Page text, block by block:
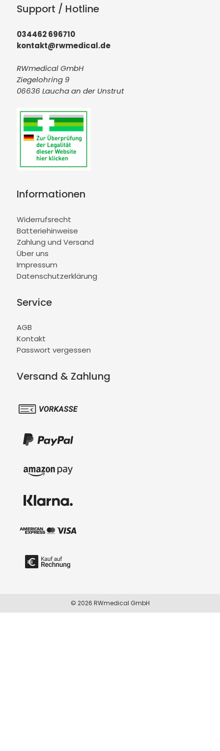
Support / Hotline
034462 696710
kontakt@rwmedical.de
RWmedical GmbH
Ziegelohring 9
06636 Laucha an der Unstrut
Informationen
Widerrufsrecht
Batteriehinweise
Zahlung und Versand
Über uns
Impressum
Datenschutzerklärung
Service
AGB
Kontakt
Passwort vergessen
Versand & Zahlung
© 2026 RWmedical GmbH